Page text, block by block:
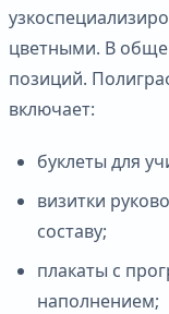
цветными. В
позиций.
включает:
буклеты для
визитки
составу;
плакаты с
наполнением;